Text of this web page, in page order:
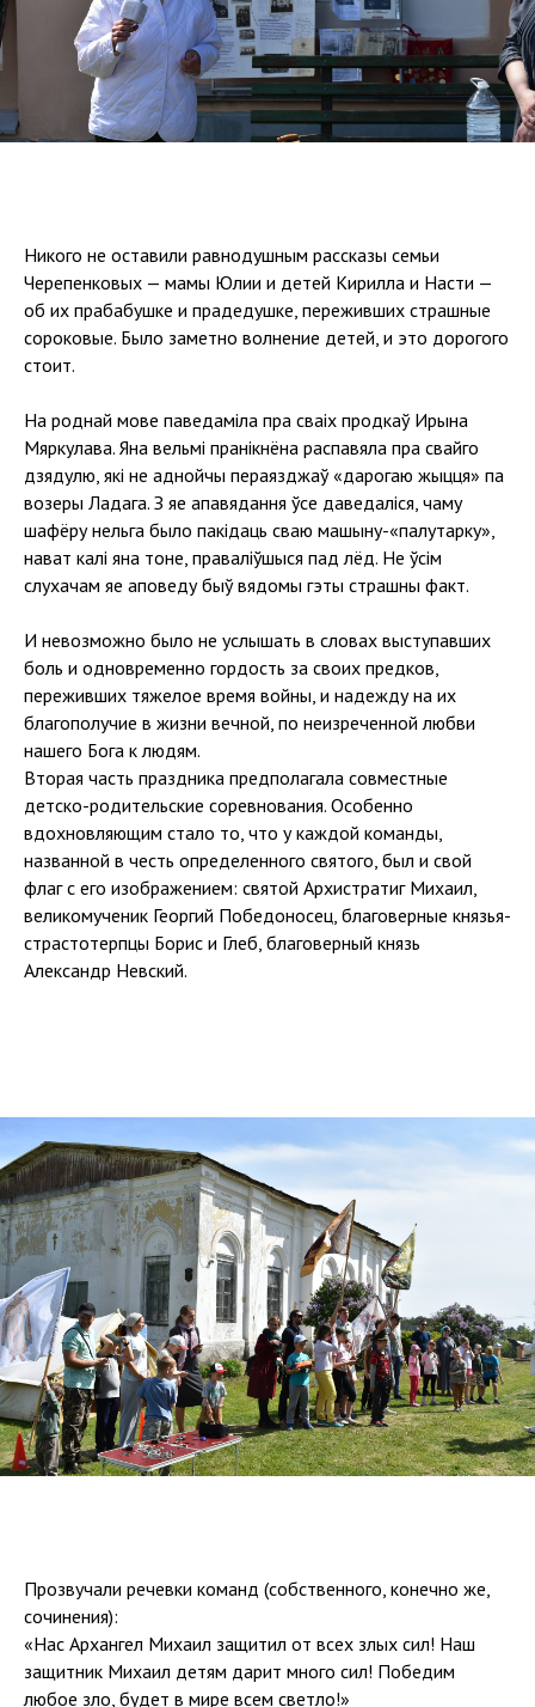
Никого не оставили равнодушным рассказы семьи
Черепенковых — мамы Юлии и детей Кирилла и Насти —
об их прабабушке и прадедушке, переживших страшные
сороковые. Было заметно волнение детей, и это дорогого
стоит.
На роднай мове паведаміла пра сваіх продкаў Ирына
Мяркулава. Яна вельмі пранiкнёна распавяла пра свайго
дзядулю, які не аднойчы пераязджаў «дарогаю жыцця» па
возеры Ладага. З яе апавядання ўсе даведаліся, чаму
шафёру нельга было пакідаць сваю машыну-«палутарку»,
нават калі яна тоне, правалiўшыся пад лёд. Не ўсім
слухачам яе аповеду быў вядомы гэты страшны факт.
И невозможно было не услышать в словах выступавших
боль и одновременно гордость за своих предков,
переживших тяжелое время войны, и надежду на их
благополучие в жизни вечной, по неизреченной любви
нашего Бога к людям.
Вторая часть праздника предполагала совместные
детско-родительские соревнования. Особенно
вдохновляющим стало то, что у каждой команды,
названной в честь определенного святого, был и свой
флаг с его изображением: святой Архистратиг Михаил,
великомученик Георгий Победоносец, благоверные князья-
страстотерпцы Борис и Глеб, благоверный князь
Александр Невский.
Прозвучали речевки команд (собственного, конечно же,
сочинения):
«Нас Архангел Михаил защитил от всех злых сил! Наш
защитник Михаил детям дарит много сил! Победим
любое зло, будет в мире всем светло!»